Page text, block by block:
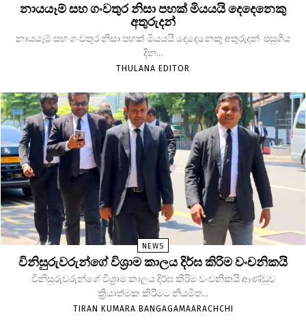
නායයෑම් සහ ගංවතුර නිසා පහක් මියයයි දෙදෙනෙකු
අතුරුදන්
නායයෑම් සහ ගංවතුර නිසා පහක් මියයයි දෙදෙනෙකු අතුරුදන් පසුගිය
දින...
THULANA EDITOR
NEWS
විනිසුරුවරුන්ගේ විශ්‍රාම කාලය දිර්ඝ කිරිම වංචනිකයි
විනිසුරුවරුන්ගේ විශ්‍රාම කාලය දිර්ඝ කිරිම වංචනිකයි ආණ්ඩුව
ක්‍රියාත්මක කිරිමට නියමිත...
TIRAN KUMARA BANGAGAMAARACHCHI